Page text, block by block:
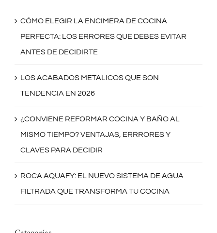
CÓMO ELEGIR LA ENCIMERA DE COCINA
PERFECTA: LOS ERRORES QUE DEBES EVITAR
ANTES DE DECIDIRTE
LOS ACABADOS METALICOS QUE SON
TENDENCIA EN 2026
¿CONVIENE REFORMAR COCINA Y BAÑO AL
MISMO TIEMPO? VENTAJAS, ERRRORES Y
CLAVES PARA DECIDIR
ROCA AQUAFY: EL NUEVO SISTEMA DE AGUA
FILTRADA QUE TRANSFORMA TU COCINA